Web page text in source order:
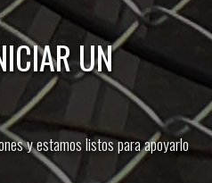
UN
y estamos listos para apoyarlo